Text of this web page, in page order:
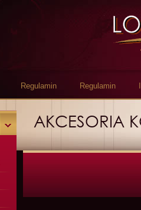
Regulamin Regulamin
AKCESORIA